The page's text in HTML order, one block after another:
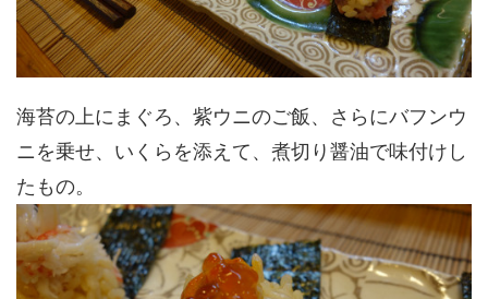
海苔の上にまぐろ、紫ウニのご飯、さらにバフンウ
ニを乗せ、いくらを添えて、煮切り醤油で味付けし
たもの。